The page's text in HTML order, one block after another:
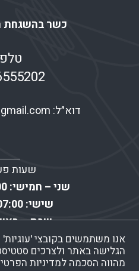
כשר בהשגחת
דוא״ל:
שעות
שני – חמישי: 11:00 – 15:00
שישי: 07:00 – 13:30
שבת –
הצהרת נגישות|
הגלישה באתר ולצרכים
מהווה הסכמה למדיניות